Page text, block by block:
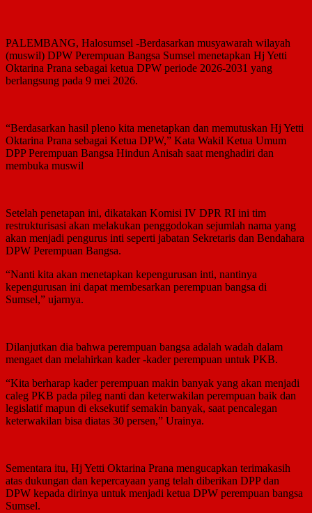
PALEMBANG, Halosumsel -Berdasarkan musyawarah wilayah
(muswil) DPW Perempuan Bangsa Sumsel menetapkan Hj Yetti
Oktarina Prana sebagai ketua DPW periode 2026-2031 yang
berlangsung pada 9 mei 2026.
“Berdasarkan hasil pleno kita menetapkan dan memutuskan Hj Yetti
Oktarina Prana sebagai Ketua DPW,” Kata Wakil Ketua Umum
DPP Perempuan Bangsa Hindun Anisah saat menghadiri dan
membuka muswil
Setelah penetapan ini, dikatakan Komisi IV DPR RI ini tim
restrukturisasi akan melakukan penggodokan sejumlah nama yang
akan menjadi pengurus inti seperti jabatan Sekretaris dan Bendahara
DPW Perempuan Bangsa.
“Nanti kita akan menetapkan kepengurusan inti, nantinya
kepengurusan ini dapat membesarkan perempuan bangsa di
Sumsel,” ujarnya.
Dilanjutkan dia bahwa perempuan bangsa adalah wadah dalam
mengaet dan melahirkan kader -kader perempuan untuk PKB.
“Kita berharap kader perempuan makin banyak yang akan menjadi
caleg PKB pada pileg nanti dan keterwakilan perempuan baik dan
legislatif mapun di eksekutif semakin banyak, saat pencalegan
keterwakilan bisa diatas 30 persen,” Urainya.
Sementara itu, Hj Yetti Oktarina Prana mengucapkan terimakasih
atas dukungan dan kepercayaan yang telah diberikan DPP dan
DPW kepada dirinya untuk menjadi ketua DPW perempuan bangsa
Sumsel.